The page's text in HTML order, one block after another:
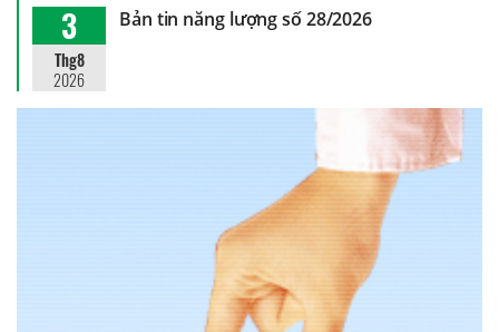
3
Thg8
2026
Bản tin năng lượng số 28/2026